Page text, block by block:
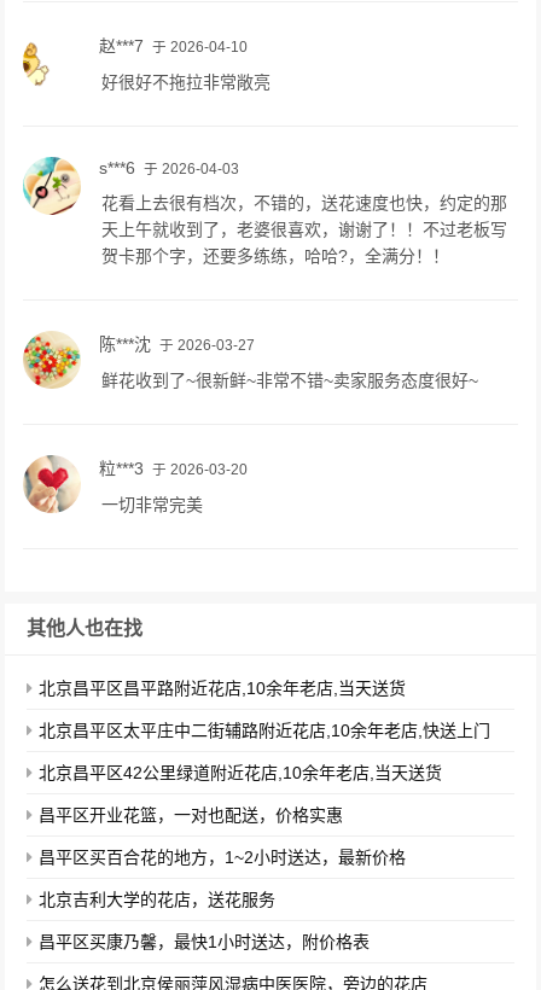
赵***7 于 2026-04-10
好很好不拖拉非常敞亮
s***6 于 2026-04-03
花看上去很有档次，不错的，送花速度也快，约定的那
天上午就收到了，老婆很喜欢，谢谢了！！不过老板写
贺卡那个字，还要多练练，哈哈?，全满分！！
陈***沈 于 2026-03-27
鲜花收到了~很新鲜~非常不错~卖家服务态度很好~
粒***3 于 2026-03-20
一切非常完美
其他人也在找
北京昌平区昌平路附近花店,10余年老店,当天送货
北京昌平区太平庄中二街辅路附近花店,10余年老店,快送上门
北京昌平区42公里绿道附近花店,10余年老店,当天送货
昌平区开业花篮，一对也配送，价格实惠
昌平区买百合花的地方，1~2小时送达，最新价格
北京吉利大学的花店，送花服务
昌平区买康乃馨，最快1小时送达，附价格表
怎么送花到北京侯丽萍风湿病中医医院，旁边的花店